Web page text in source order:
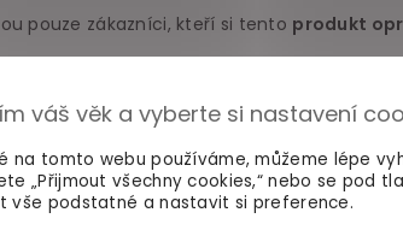
váš věk a vyberte si nastavení
na tomto webu používáme, můžeme lépe
„Přijmout všechny cookies,“ nebo se pod
vše podstatné a nastavit si preference.
pouze zákazníci, kteří si tento produkt
(0)
která má padnout většinové populaci, ale ti